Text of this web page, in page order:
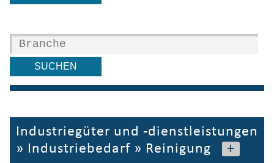
Industriegüter und -dienstleistungen
» Industriebedarf» Reinigung +